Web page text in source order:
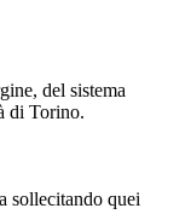
del sistema
di Torino.
sollecitando quei